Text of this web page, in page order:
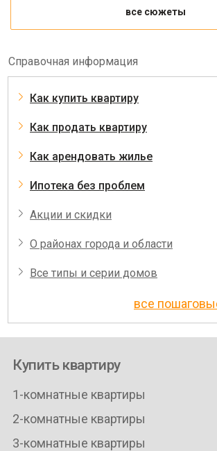
все сюжеты
Справочная информация
Как купить квартиру
Как продать квартиру
Как арендовать жилье
Ипотека без проблем
Акции и скидки
О районах города и области
Все типы и серии домов
все
Купить квартиру
1-комнатные квартиры
2-комнатные квартиры
3-комнатные квартиры